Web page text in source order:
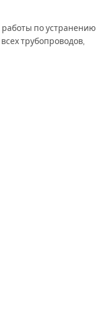
по устранению
трубопроводов,